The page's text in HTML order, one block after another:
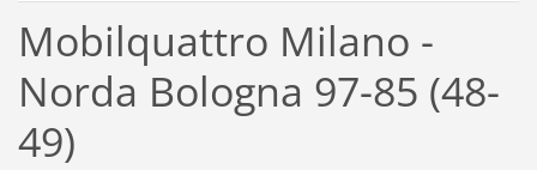
Mobilquattro Milano -
Norda Bologna 97-85 (48-
49)